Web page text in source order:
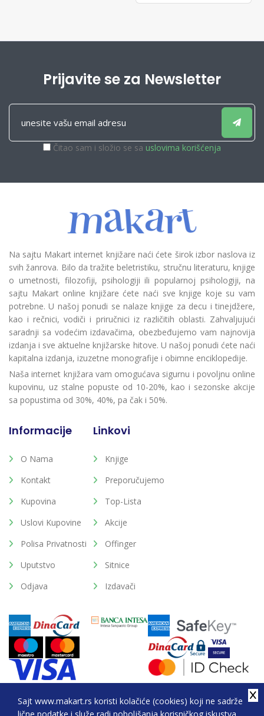
Sajt www.makart.rs koristi kolačiće (cookies) koji ne sadrže
Prijavite se za Newsletter
Čitao sam i složio se sa uslovima korišćenja
Na sajtu Makart internet knjižare naći ćete širok izbor naslova iz
svih žanrova. Bilo da tražite beletristiku, stručnu literaturu, knjige
o umetnosti, filozofiji, psihologiji ili popularnoj psihologiji, na
sajtu Makart online knjižare ćete naći sve knjige koje su vam
potrebne. U našoj ponudi se nalaze knjige za decu i tinejdžere,
kao i rečnici, vodiči i priručnici iz različitih oblasti. Zahvaljujući
saradnji sa vodećim izdavačima, obezbeđujemo vam najnovija
izdanja i sve aktuelne knjižarske hitove. U našoj ponudi ćete naći
kapitalna izdanja, izuzetne monografije i obimne enciklopedije.
Naša internet knjižara vam omogućava sigurnu i povoljnu online
kupovinu, uz stalne popuste od 10-20%, kao i sezonske akcije
sa popustima od 30%, 40%, pa čak i 50%.
Informacije
O Nama
Kontakt
Kupovina
Uslovi Kupovine
Polisa Privatnosti
Uputstvo
Odjava
Linkovi
Knjige
Preporučujemo
Top-Lista
Akcije
Offinger
Sitnice
Izdavači